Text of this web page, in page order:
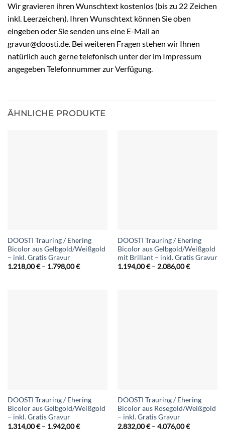
Wir gravieren ihren Wunschtext kostenlos (bis zu 22 Zeichen
inkl. Leerzeichen). Ihren Wunschtext können Sie oben
eingeben oder Sie senden uns eine E-Mail an
gravur@doosti.de. Bei weiteren Fragen stehen wir Ihnen
natürlich auch gerne telefonisch unter der im Impressum
angegeben Telefonnummer zur Verfügung.
ÄHNLICHE PRODUKTE
DOOSTI Trauring / Ehering
Bicolor aus Gelbgold/Weißgold
– inkl. Gratis Gravur
1.218,00€ – 1.798,00€Preisspanne:
DOOSTI Trauring / Ehering
Bicolor aus Gelbgold/Weißgold
mit Brillant – inkl. Gratis Gravur
1.194,00€ – 2.086,00€
DOOSTI Trauring / Ehering
Bicolor aus Gelbgold/Weißgold
– inkl. Gratis Gravur
1.314,00€ – 1.942,00€Preisspanne:
DOOSTI Trauring / Ehering
Bicolor aus Rosegold/Weißgold
– inkl. Gratis Gravur
2.832,00€ – 4.076,00€